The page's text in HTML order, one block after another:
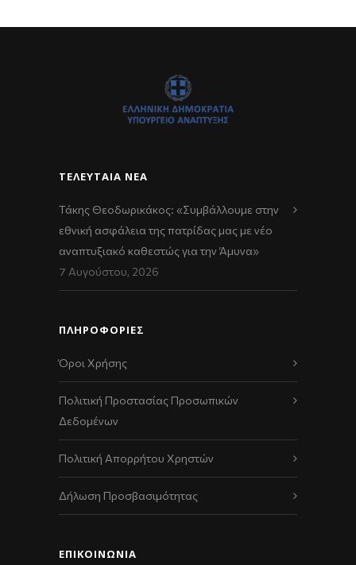
ΤΕΛΕΥΤΑΊΑ ΝΈΑ
Τάκης Θεοδωρικάκος: «Συμβάλλουμε στην
εθνική ασφάλεια της πατρίδας μας με νέο
αναπτυξιακό καθεστώς για την Άμυνα»
7 Αυγούστου, 2026
ΠΛΗΡΟΦΟΡΙΕΣ
Όροι Χρήσης
Πολιτική Προστασίας Προσωπικών
Δεδομένων
Πολιτική Απορρήτου Χρηστών
Δήλωση Προσβασιμότητας
ΕΠΙΚΟΙΝΩΝΊΑ